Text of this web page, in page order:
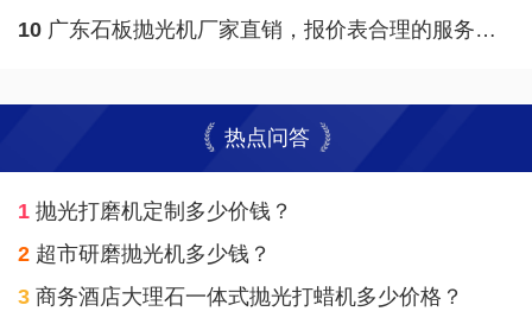
10广东石板抛光机厂家直销，报价表合理的服务式公寓地砖抛光机
热点问答
1抛光打磨机定制多少价钱？
2超市研磨抛光机多少钱？
3商务酒店大理石一体式抛光打蜡机多少价格？